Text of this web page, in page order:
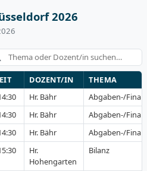
2026
DOZENT/IN
THEMA
Hr. Bähr
Abgaben-/
Hr. Bähr
Abgaben-/
Hr. Bähr
Abgaben-/
Hr.
Hohengarten
Bilanz